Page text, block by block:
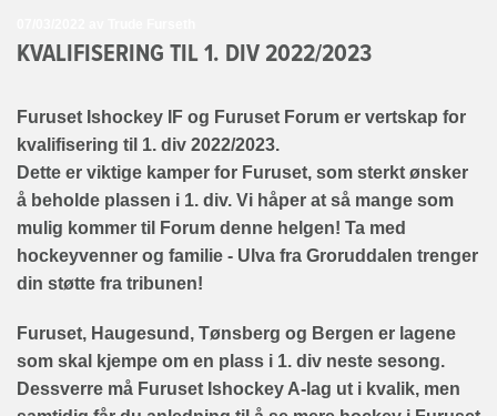
KVALIFISERING TIL 1. DIV 2022/2023
Furuset Ishockey IF og Furuset Forum er vertskap for
kvalifisering til 1. div 2022/2023.
Dette er viktige kamper for Furuset, som sterkt ønsker
å beholde plassen i 1. div. Vi håper at så mange som
mulig kommer til Forum denne helgen! Ta med
hockeyvenner og familie - Ulva fra Groruddalen trenger
din støtte fra tribunen!
Furuset, Haugesund, Tønsberg og Bergen er lagene
som skal kjempe om en plass i 1. div neste sesong.
Dessverre må Furuset Ishockey A-lag ut i kvalik, men